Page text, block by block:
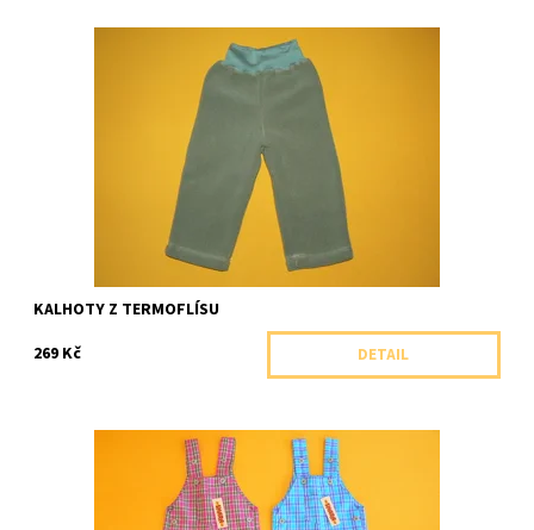
Kalhoty z příjemného a hřejivého termoflísu
Skladem 1 ks
Farmers, ČR
KALHOTY Z TERMOFLÍSU
269 Kč
DETAIL
Letní plátěné lacláčky pro nejmenší
Skladem 1 ks
Shara, ČR